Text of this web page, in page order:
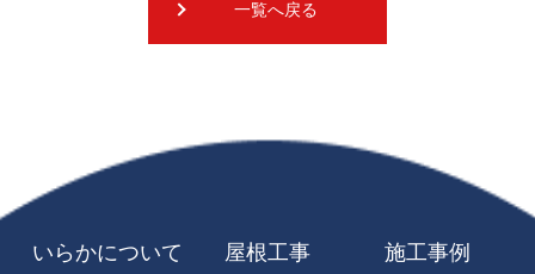
一覧へ戻る
いらかについて 屋根工事 施工事例